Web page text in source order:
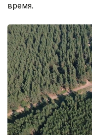
время.